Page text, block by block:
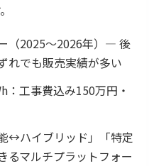
（2025〜2026年）— 後
れでも販売実績が多い
工事費込み150万円・
↔ハイブリッド」「特定
マルチプラットフォー